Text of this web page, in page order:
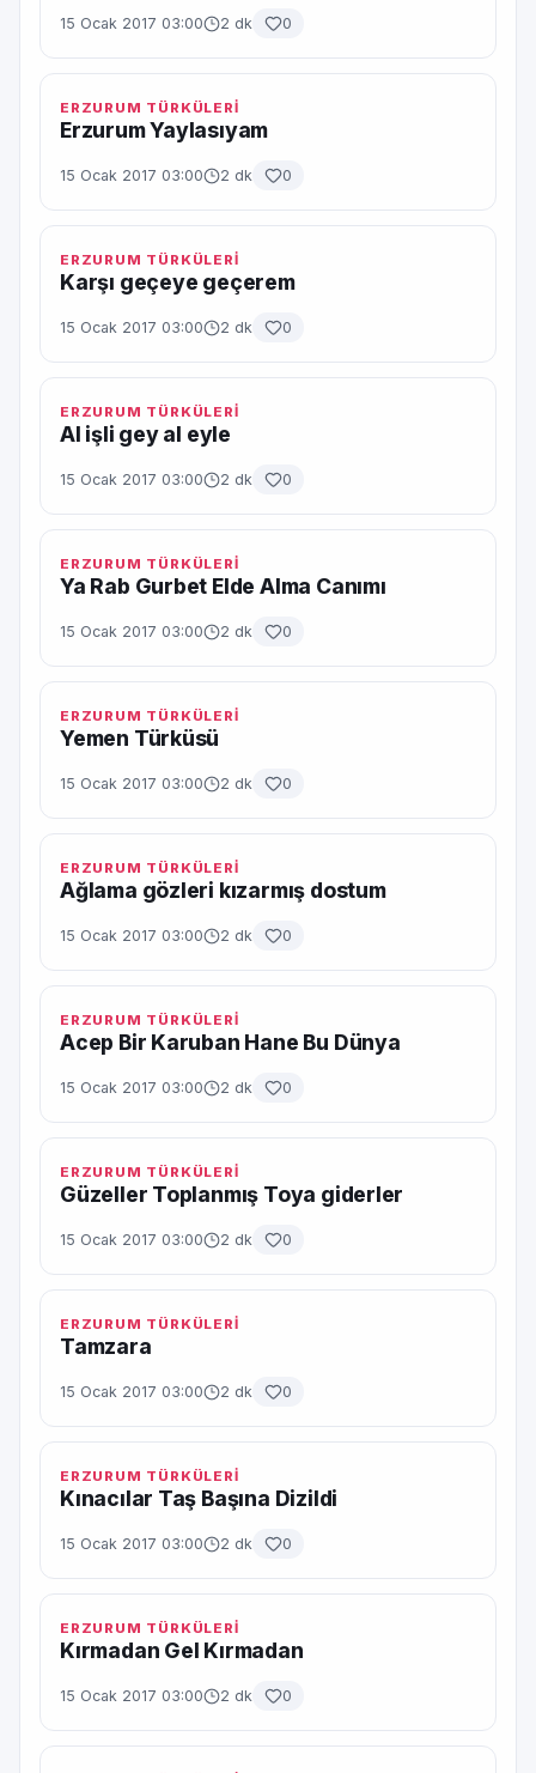
15 Ocak 2017 03:00 2 dk 0
ERZURUM TÜRKÜLERİ
Erzurum Yaylasıyam
15 Ocak 2017 03:00 2 dk 0
ERZURUM TÜRKÜLERİ
Karşı geçeye geçerem
15 Ocak 2017 03:00 2 dk 0
ERZURUM TÜRKÜLERİ
Al işli gey al eyle
15 Ocak 2017 03:00 2 dk 0
ERZURUM TÜRKÜLERİ
Ya Rab Gurbet Elde Alma Canımı
15 Ocak 2017 03:00 2 dk 0
ERZURUM TÜRKÜLERİ
Yemen Türküsü
15 Ocak 2017 03:00 2 dk 0
ERZURUM TÜRKÜLERİ
Ağlama gözleri kızarmış dostum
15 Ocak 2017 03:00 2 dk 0
ERZURUM TÜRKÜLERİ
Acep Bir Karuban Hane Bu Dünya
15 Ocak 2017 03:00 2 dk 0
ERZURUM TÜRKÜLERİ
Güzeller Toplanmış Toya giderler
15 Ocak 2017 03:00 2 dk 0
ERZURUM TÜRKÜLERİ
Tamzara
15 Ocak 2017 03:00 2 dk 0
ERZURUM TÜRKÜLERİ
Kınacılar Taş Başına Dizildi
15 Ocak 2017 03:00 2 dk 0
ERZURUM TÜRKÜLERİ
Kırmadan Gel Kırmadan
15 Ocak 2017 03:00 2 dk 0